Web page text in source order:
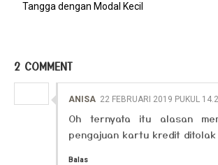
Tangga dengan Modal Kecil
2 COMMENT
ANISA 22 FEBRUARI 2019 PUKUL
Oh ternyata itu alasan
pengajuan kartu kredit ditolak
Balas